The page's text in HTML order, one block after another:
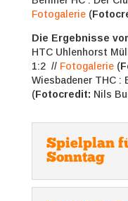
Fotogalerie(
Die Ergebnisse
HTC Uhlenhorst
1:2 // Fotogalerie(
Wiesbadener THC :
(Fotocredit: Nils
Spielplan
Sonntag